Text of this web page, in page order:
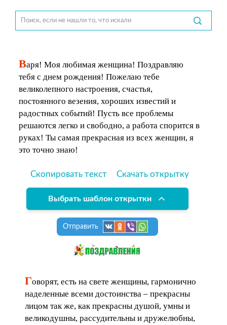
Варя! Моя любимая женщина! Поздравляю
тебя с днем рождения! Пожелаю тебе
великолепного настроения, счастья,
постоянного везения, хороших известий и
радостных событий! Пусть все проблемы
решаются легко и свободно, а работа спорится в
руках! Ты самая прекрасная из всех женщин, я
это точно знаю!
Скопировать текст Скачать открытку
Выбрать шаблон открытки
Отправить
Говорят, есть на свете женщины, гармонично
наделенные всеми достоинства – прекрасны
лицом так же, как прекрасны душой, умны и
великодушны, рассудительны и дружелюбны,